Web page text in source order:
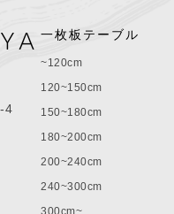
4
一枚板テーブル
~120cm
120~150cm
150~180cm
180~200cm
200~240cm
240~300cm
300cm~